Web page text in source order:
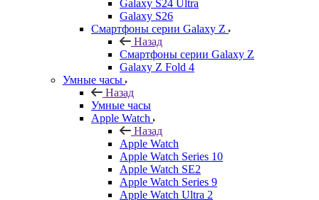
Galaxy S24 Ultra
Galaxy S26
Смартфоны серии Galaxy Z
Назад
Смартфоны серии Galaxy Z
Galaxy Z Fold 4
Умные часы
Назад
Умные часы
Apple Watch
Назад
Apple Watch
Apple Watch Series 10
Apple Watch SE2
Apple Watch Series 9
Apple Watch Ultra 2